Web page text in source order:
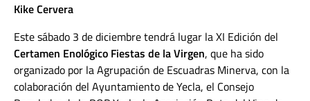
Kike Cervera
Este sábado 3 de diciembre tendrá lugar la XI Edición del
Certamen Enológico Fiestas de la Virgen, que ha sido
organizado por la Agrupación de Escuadras Minerva, con la
colaboración del Ayuntamiento de Yecla, el Consejo